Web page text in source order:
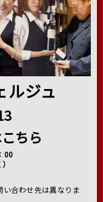
ルジュ
ちら
00
合わせ先は異なりま